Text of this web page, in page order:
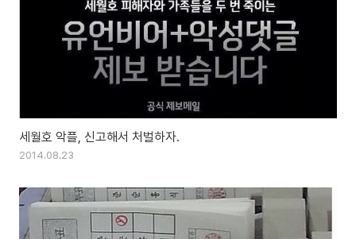
세월호 악플, 신고해서 처벌하자.
2014.08.23